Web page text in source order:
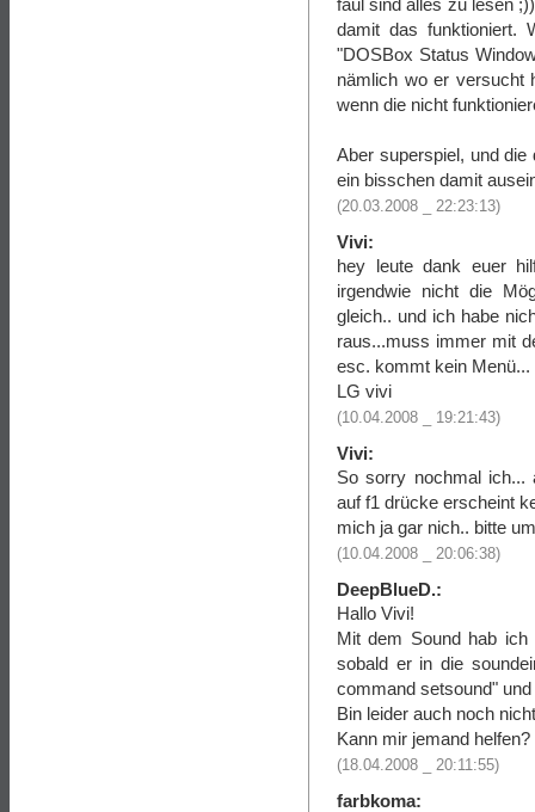
damit das funktioniert.
"DOSBox Status
nämlich wo er versucht
wenn die nicht
Aber superspiel, und
ein bisschen damit
(20.03.2008 _ 22:23:13)
Vivi:
hey leute dank euer
irgendwie nicht die
gleich.. und ich habe
raus...muss immer mit
esc. kommt kein
LG vivi
(10.04.2008 _ 19:21:43)
Vivi:
So sorry nochmal ich...
auf f1 drücke erscheint
mich ja gar nich.. bitte
(10.04.2008 _ 20:06:38)
DeepBlueD.:
Hallo Vivi!
Mit dem Sound hab ich
sobald er in die
command setsound"
Bin leider auch noch
Kann mir jemand
(18.04.2008 _ 20:11:55)
farbkoma: